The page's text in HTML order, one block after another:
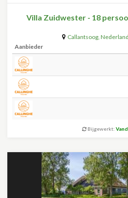
Villa Zuidwester - 18
Callantsoog, Nederland
Aanbieder
Bijgewerkt: